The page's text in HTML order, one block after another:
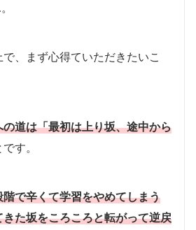
、まず心得ていただきたいこ
の道は「最初は上り坂、途中から
す。
で辛くて学習をやめてしまう
た坂をころころと転がって逆戻